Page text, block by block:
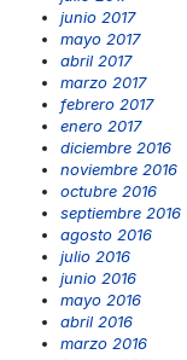
junio 2017
mayo 2017
abril 2017
marzo 2017
febrero 2017
enero 2017
diciembre 2016
noviembre 2016
octubre 2016
septiembre 2016
agosto 2016
julio 2016
junio 2016
mayo 2016
abril 2016
marzo 2016